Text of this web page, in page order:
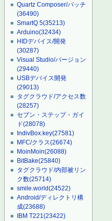
Quartz Composer/パッチ
(36490)
SmartQ 5(35213)
Arduino(32434)
HIDデバイス/開発
(30287)
Visual Studio/バージョン
(29440)
USBデバイス開発
(29013)
タグクラウド/アクセス数
(28257)
セブン・ステップ・ガイ
ド(28078)
IndivBox.key(27581)
MFC/クラス(26674)
MoinMoin(26088)
BitBake(25840)
タグクラウド/内部被リン
ク数(25714)
smile.world(24522)
Android/ディレクトリ構
成(23688)
IBM T221(23422)